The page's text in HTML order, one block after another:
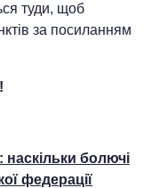
туди, щоб
за посиланням
наскільки болючі
федерації